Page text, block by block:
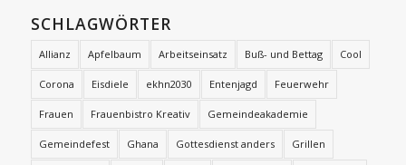
SCHLAGWÖRTER
Allianz Apfelbaum Arbeitseinsatz Buß- und Bettag Cool
Corona Eisdiele ekhn2030 Entenjagd Feuerwehr
Frauen Frauenbistro Kreativ Gemeindeakademie
Gemeindefest Ghana Gottesdienst anders Grillen